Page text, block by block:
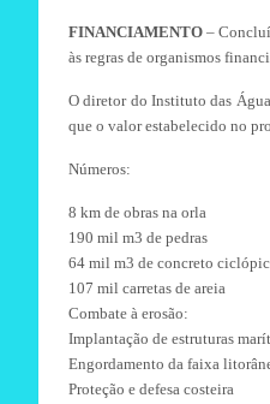
FINANCIAMENTO –
às regras de organismos
O diretor do Instituto das
que o valor estabelecido no
Números:
8 km de obras na orla
190 mil m3 de pedras
64 mil m3 de concreto
107 mil carretas de areia
Combate à erosão:
Implantação de estruturas
Engordamento da faixa
Proteção e defesa costeira